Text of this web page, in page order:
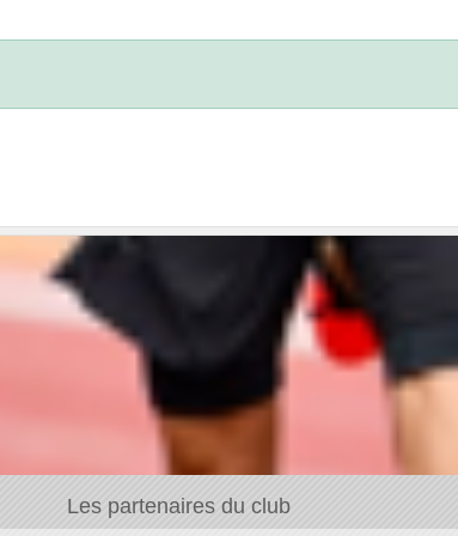
Les partenaires du club